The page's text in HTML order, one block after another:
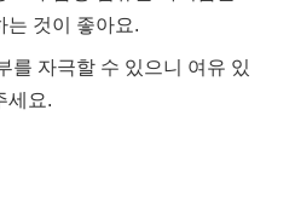
는 것이 좋아요.
를 자극할 수 있으니 여유 있
세요.